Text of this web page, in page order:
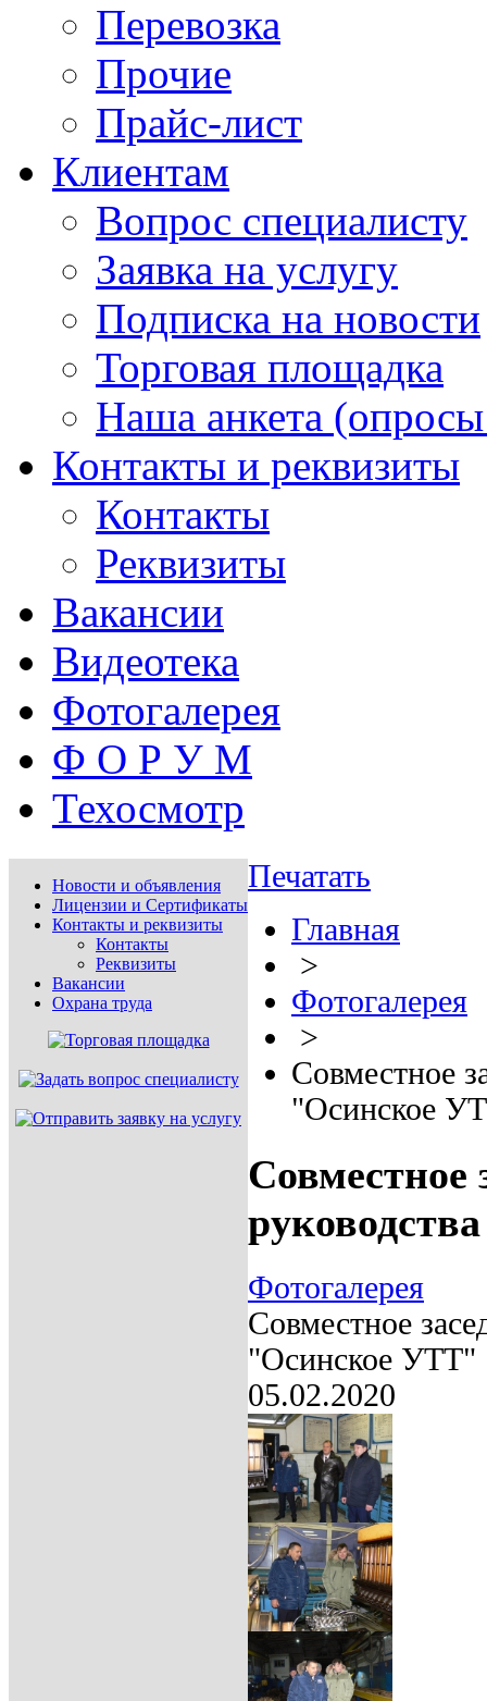
Перевозка
Прочие
Прайс-лист
Клиентам
Вопрос специалисту
Заявка на услугу
Подписка на новости
Торговая площадка
Наша анкета (опросы
Контакты и реквизиты
Контакты
Реквизиты
Вакансии
Видеотека
Фотогалерея
Ф О Р У М
Техосмотр
Новости и объявления
Лицензии и Сертификаты
Контакты и реквизиты
Контакты
Реквизиты
Вакансии
Охрана труда
Печатать
Главная
>
Фотогалерея
>
Совместное
"Осинское
Фотогалерея
Совместное
"Осинское УТТ"
05.02.2020